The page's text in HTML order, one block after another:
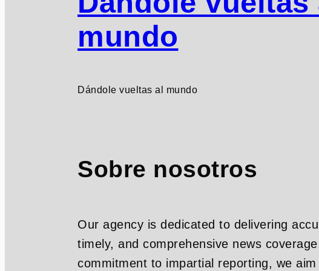
mundo
Dándole vueltas al mundo
Sobre nosotros
Our agency is dedicated to delivering
timely, and comprehensive news
commitment to impartial reporting, we